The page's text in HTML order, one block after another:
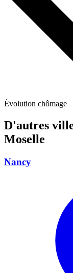
Évolution chômage
D'autres
Moselle
Nancy